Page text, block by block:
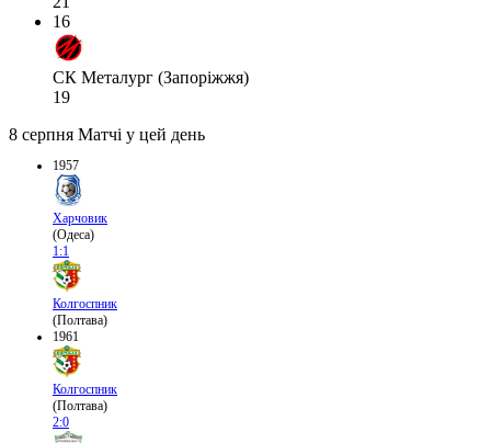
16
СК Металург (Запоріжжя)
19
8 серпня Матчі у цей день
1957
Харчовик
(Одеса)
1:1
Колгоспник
(Полтава)
1961
Колгоспник
(Полтава)
2:0